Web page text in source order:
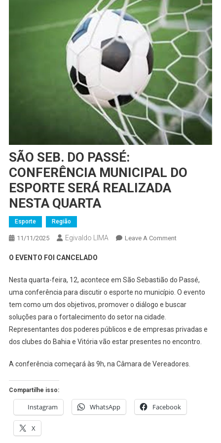
SÃO SEB. DO PASSÉ:
CONFERÊNCIA MUNICIPAL DO
ESPORTE SERÁ REALIZADA
NESTA QUARTA
Esporte Região
11/11/2025 Egivaldo LIMA Leave A CommentOn
PASSÉ:
CONFERÊNCIA
MUNICIPAL
ESPORTE
SERÁ
NESTA
O EVENTO FOI CANCELADO
Nesta quarta-feira, 12, acontece em São Sebastião do Passé,
uma conferência para discutir o esporte no município. O evento
tem como um dos objetivos, promover o diálogo e buscar
soluções para o fortalecimento do setor na cidade.
Representantes dos poderes públicos e de empresas privadas e
dos clubes do Bahia e Vitória vão estar presentes no encontro.
A conferência começará às 9h, na Câmara de Vereadores.
Compartilhe isso:
Instagram WhatsApp Facebook
X